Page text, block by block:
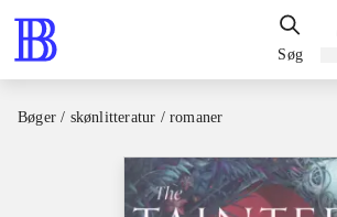
Søg
Bøger / skønlitteratur / romaner